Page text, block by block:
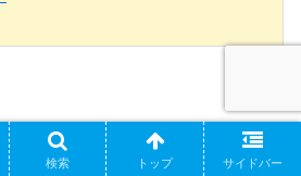
検索 トップ サイドバー